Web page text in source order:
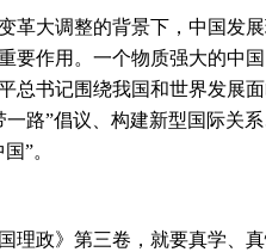
革大调整的背景下，中国发
要作用。一个物质强大的中
总书记围绕我国和世界发展
一路”倡议、构建新型国际关
”。
理政》第三卷，就要真学、